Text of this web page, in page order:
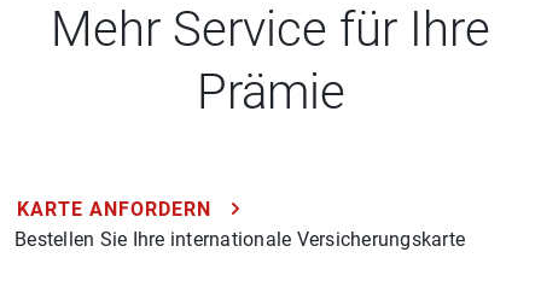
Mehr Service für Ihre
Prämie
KARTE ANFORDERN
Bestellen Sie Ihre internationale Versicherungskarte